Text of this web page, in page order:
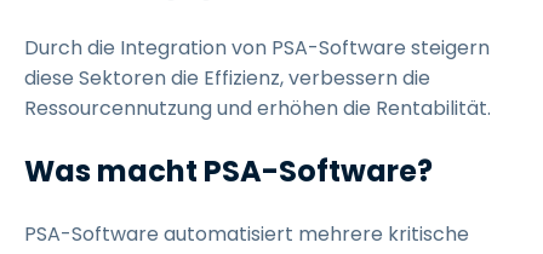
Durch die Integration von PSA-Software steigern
diese Sektoren die Effizienz, verbessern die
Ressourcennutzung und erhöhen die Rentabilität.
Was macht PSA-Software?
PSA-Software automatisiert mehrere kritische